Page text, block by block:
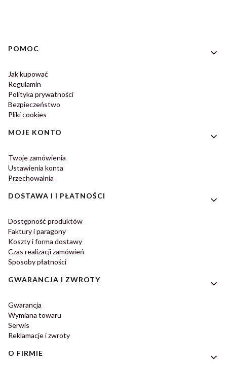
Linki w stopce
POMOC
Jak kupować
Regulamin
Polityka prywatności
Bezpieczeństwo
Pliki cookies
MOJE KONTO
Twoje zamówienia
Ustawienia konta
Przechowalnia
DOSTAWA I I PŁATNOŚCI
Dostępność produktów
Faktury i paragony
Koszty i forma dostawy
Czas realizacji zamówień
Sposoby płatności
GWARANCJA I ZWROTY
Gwarancja
Wymiana towaru
Serwis
Reklamacje i zwroty
O FIRMIE